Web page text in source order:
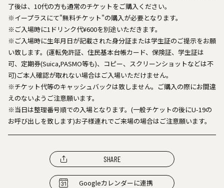
了後は、10代の方も通常のチケットをご購入ください。
※イープラスにて"無料チケット"の購入が必要となります。
※ご入場時に1ドリンク代¥600を別途いただきます。
※ご入場時に生年月日が記載された身分証または学生証のご提示をお願
い致します。(運転免許証、住民基本台帳カード、保険証、学生証は
可、定期券(Suica,PASMO等も)、コピー、スクリーンショットなどは不
可)ご本人確認が取れない場合はご入場いただけません。
※チケット代等のキャッシュバックは致しません。ご購入の際にお間違
えのないようご注意願います。
※当日は整理番号順での入場となります。(一般チケットの後にU-19の
お呼び出しを致します)お子様連れでご来場の場合はご注意願います。
SHARE
Googleカレンダーに連携